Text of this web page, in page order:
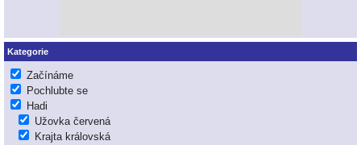
Kategorie
Začínáme
Pochlubte se
Hadi
Užovka červená
Krajta královská